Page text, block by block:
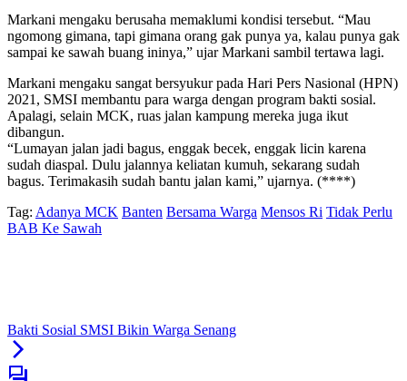
Markani mengaku berusaha memaklumi kondisi tersebut. “Mau
ngomong gimana, tapi gimana orang gak punya ya, kalau punya gak
sampai ke sawah buang ininya,” ujar Markani sambil tertawa lagi.
Markani mengaku sangat bersyukur pada Hari Pers Nasional (HPN)
2021, SMSI membantu para warga dengan program bakti sosial.
Apalagi, selain MCK, ruas jalan kampung mereka juga ikut
dibangun.
“Lumayan jalan jadi bagus, enggak becek, enggak licin karena
sudah diaspal. Dulu jalannya keliatan kumuh, sekarang sudah
bagus. Terimakasih sudah bantu jalan kami,” ujarnya. (****)
Tag: Adanya MCK Banten Bersama Warga Mensos Ri Tidak Perlu
BAB Ke Sawah
Bakti Sosial SMSI Bikin Warga Senang